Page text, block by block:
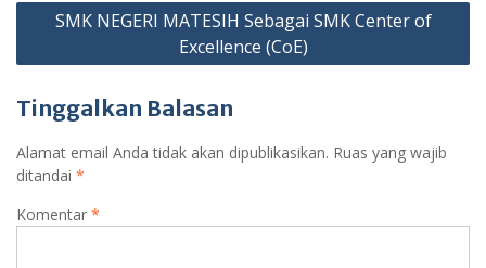
SMK NEGERI MATESIH Sebagai SMK Center of
Excellence (CoE)
Tinggalkan Balasan
Alamat email Anda tidak akan dipublikasikan. Ruas yang wajib
ditandai *
Komentar *